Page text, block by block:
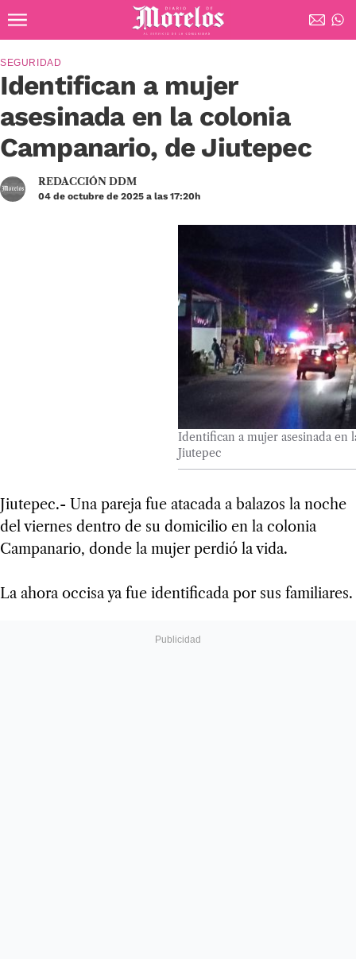
Diario de Morelos
Identifican a mujer
asesinada en la colonia
Campanario, de Jiutepec
SEGURIDAD
REDACCIÓN DDM
04 de octubre de 2025 a las 17:20h
Identifican a mujer asesinada en
Jiutepec
Jiutepec.- Una pareja fue atacada a balazos la noche
del viernes dentro de su domicilio en la colonia
Campanario, donde la mujer perdió la vida.
La ahora occisa ya fue identificada por sus familiares.